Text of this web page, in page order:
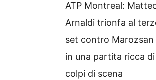
ATP Montreal:
Arnaldi trionfa al
set contro Marozsan
in una partita ricca di
colpi di scena